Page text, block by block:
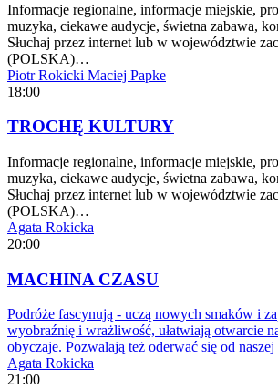
Informacje regionalne, informacje miejskie,
muzyka, ciekawe audycje, świetna zabawa,
Słuchaj przez internet lub w województwie
(POLSKA)…
Piotr Rokicki Maciej Papke
18:00
TROCHĘ KULTURY
Informacje regionalne, informacje miejskie,
muzyka, ciekawe audycje, świetna zabawa,
Słuchaj przez internet lub w województwie
(POLSKA)…
Agata Rokicka
20:00
MACHINA CZASU
Podróże fascynują - uczą nowych smaków i
wyobraźnię i wrażliwość, ułatwiają otwarcie
obyczaje. Pozwalają też oderwać się od
Agata Rokicka
21:00